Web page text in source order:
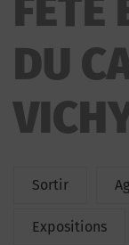
EUROPEENNE DU
FETE
DU
Sortir
Expositions